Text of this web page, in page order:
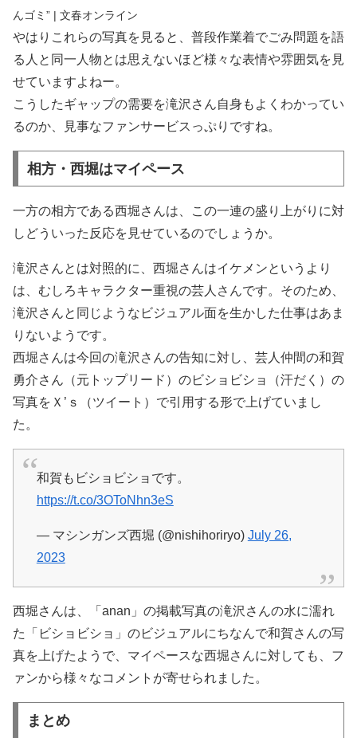
んゴミ” | 文春オンライン
やはりこれらの写真を見ると、普段作業着でごみ問題を語
る人と同一人物とは思えないほど様々な表情や雰囲気を見
せていますよねー。
こうしたギャップの需要を滝沢さん自身もよくわかってい
るのか、見事なファンサービスっぷりですね。
相方・西堀はマイペース
一方の相方である西堀さんは、この一連の盛り上がりに対
しどういった反応を見せているのでしょうか。
滝沢さんとは対照的に、西堀さんはイケメンというより
は、むしろキャラクター重視の芸人さんです。そのため、
滝沢さんと同じようなビジュアル面を生かした仕事はあま
りないようです。
西堀さんは今回の滝沢さんの告知に対し、芸人仲間の和賀
勇介さん（元トップリード）のビショビショ（汗だく）の
写真をＸ’ｓ（ツイート）で引用する形で上げていまし
た。
和賀もビショビショです。
https://t.co/3OToNhn3eS
— マシンガンズ西堀 (@nishihoriryo) July 26,
2023
西堀さんは、「anan」の掲載写真の滝沢さんの水に濡れ
た「ビショビショ」のビジュアルにちなんで和賀さんの写
真を上げたようで、マイペースな西堀さんに対しても、フ
ァンから様々なコメントが寄せられました。
まとめ